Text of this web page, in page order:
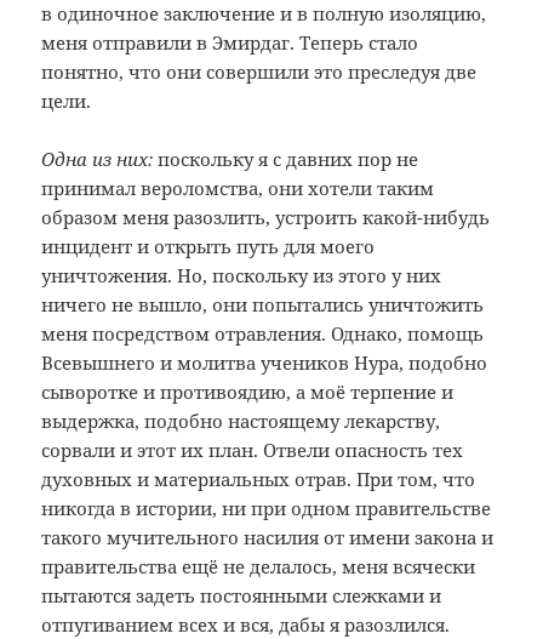
в одиночное заключение и в полную изоляцию,
меня отправили в Эмирдаг. Теперь стало
понятно, что они совершили это преследуя две
цели.
Одна из них:поскольку я с давних пор не
принимал вероломства, они хотели таким
образом меня разозлить, устроить какой-нибудь
инцидент и открыть путь для моего
уничтожения. Но, поскольку из этого у них
ничего не вышло, они попытались уничтожить
меня посредством отравления. Однако, помощь
Всевышнего и молитва учеников Нура, подобно
сыворотке и противоядию, а моё терпение и
выдержка, подобно настоящему лекарству,
сорвали и этот их план. Отвели опасность тех
духовных и материальных отрав. При том, что
никогда в истории, ни при одном правительстве
такого мучительного насилия от имени закона и
правительства ещё не делалось, меня всячески
пытаются задеть постоянными слежками и
отпугиванием всех и вся, дабы я разозлился.